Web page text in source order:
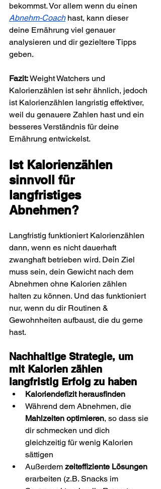
bekommst. Vor allem wenn du einen
Abnehm-Coach hast, kann dieser
deine Ernährung viel genauer
analysieren und dir gezieltere Tipps
geben.
Fazit: Weight Watchers und
Kalorienzählen ist sehr ähnlich, jedoch
ist Kalorienzählen langristig effektiver,
weil du genauere Zahlen hast und ein
besseres Verständnis für deine
Ernährung entwickelst.
Ist Kalorienzählen
sinnvoll für
langfristiges
Abnehmen?
Langfristig funktioniert Kalorienzählen
dann, wenn es nicht dauerhaft
zwanghaft betrieben wird. Dein Ziel
muss sein, dein Gewicht nach dem
Abnehmen ohne Kalorien zählen
halten zu können. Und das funktioniert
nur, wenn du dir Routinen &
Gewohnheiten aufbaust, die du gerne
hast.
Nachhaltige Strategie, um
mit Kalorien zählen
langfristig Erfolg zu haben
Kaloriendefizit herausfinden
Während dem Abnehmen, die
Mahlzeiten optimieren, so dass sie
dir schmecken und dich
gleichzeitig für wenig Kalorien
sättigen
Außerdem zeiteffiziente Lösungen
erarbeiten (z.B. Snacks im